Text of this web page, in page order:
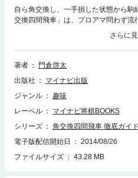
自ら角交換し、一手損した状態から
交換四間飛車」は、プロアマ問わず
用でき、分かりやすい駒組みで主導
交換四間飛車は分かりやすい戦法で
あり、正しく使いこなさないと痛い
は、そこを可能な限り噛み砕き、わか
心がけ、すらすらと読めるように工夫
こなすための新しい発見がきっとある
アの方がもっともっと使いこなしてほ
一冊です。
著者
門倉啓太
出版社
マイナビ出版
ジャンル
趣味
レーベル
マイナビ将棋BOOKS
シリーズ
角交換四間飛車 徹底ガイド
電子版配信開始日
2014/08/26
ファイルサイズ
43.28 MB